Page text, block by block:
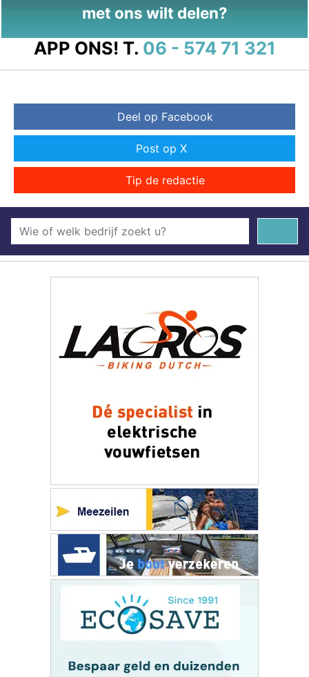
met ons wilt delen?
APP ONS! T. 06 - 574 71 321
Deel op Facebook
Post op X
Tip de redactie